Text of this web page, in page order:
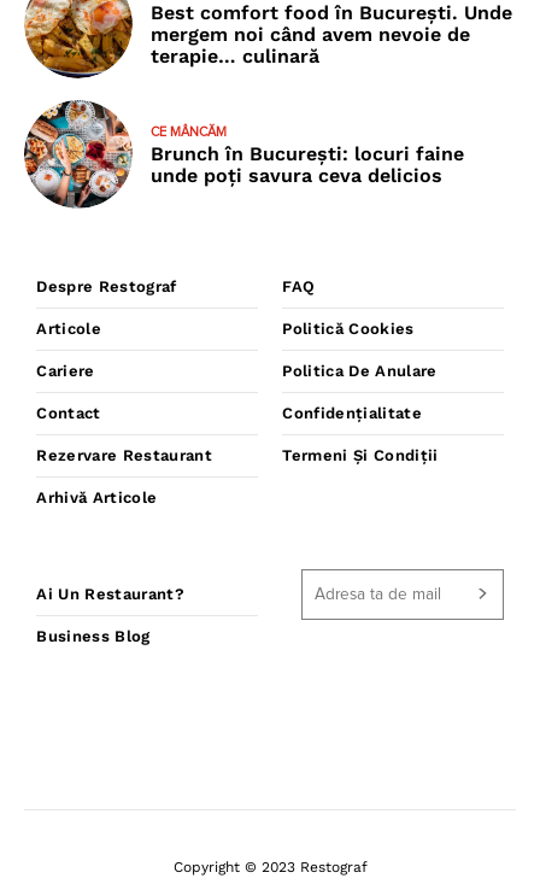
Best comfort food în București. Unde
mergem noi când avem nevoie de
terapie… culinară
CE MÂNCĂM
Brunch în București: locuri faine
unde poţi savura ceva delicios
Despre Restograf
Articole
Cariere
Contact
Rezervare Restaurant
Arhivă Articole
FAQ
Politică Cookies
Politica De Anulare
Confidențialitate
Termeni Și Condiții
Ai Un Restaurant?
Business Blog
Copyright © 2023 Restograf